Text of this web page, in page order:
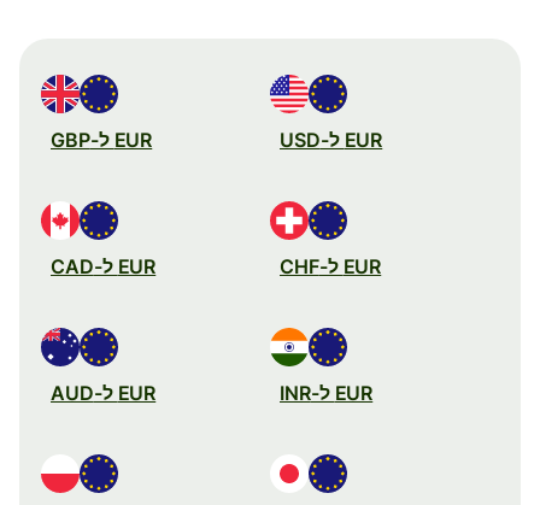
EUR ל-USD EUR ל-GBP
EUR ל-CHF EUR ל-CAD
EUR ל-INR EUR ל-AUD